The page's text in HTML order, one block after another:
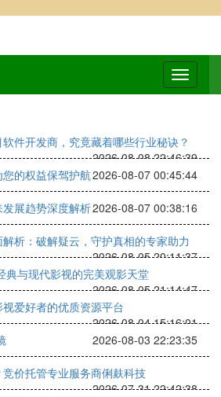
件开发商，究竟藏着哪些行业秘诀？
2026-08-08 22:46:39
的权益保驾护航2026-08-07 00:45:44
展趋势深度解析2026-08-07 00:38:16
析：破解疑云，守护真相的专家助力
2026-08-05 20:11:37
典与现代影视的完美观影天堂
2026-08-05 21:14:47
爱好者的优质资源平台
2026-08-04 15:16:01
2026-08-03 22:23:35
价托管专业服务商俐麸科技
2026-07-31 22:42:38